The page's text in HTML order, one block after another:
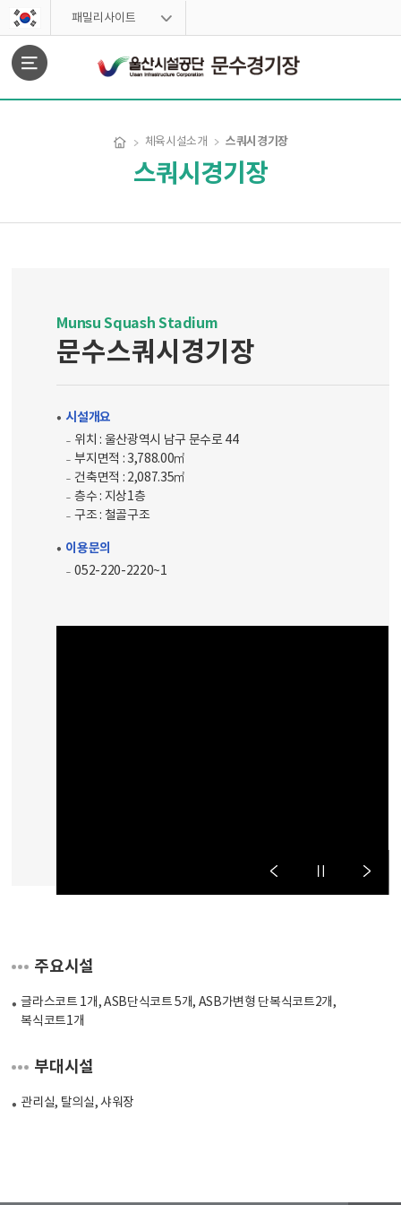
스킵네비게이션
패밀리사이트
체육시설소개 스쿼시경기장
스쿼시경기장
Munsu Squash Stadium
문수스쿼시경기장
시설개요
위치 : 울산광역시 남구 문수로 44
부지면적 : 3,788.00㎡
건축면적 : 2,087.35㎡
층수 : 지상1층
구조 : 철골구조
이용문의
052-220-2220~1
주요시설
글라스코트 1개, ASB단식코트 5개, ASB가변형 단복식코트2개,
복식코트1개
부대시설
관리실, 탈의실, 샤워장